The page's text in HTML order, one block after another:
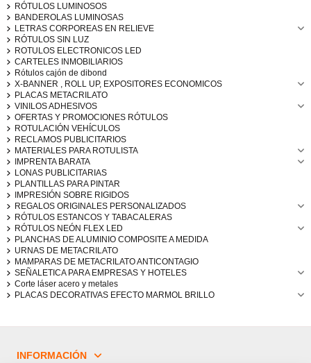
RÓTULOS LUMINOSOS
BANDEROLAS LUMINOSAS
LETRAS CORPOREAS EN RELIEVE
RÓTULOS SIN LUZ
ROTULOS ELECTRONICOS LED
CARTELES INMOBILIARIOS
Rótulos cajón de dibond
X-BANNER , ROLL UP, EXPOSITORES ECONOMICOS
PLACAS METACRILATO
VINILOS ADHESIVOS
OFERTAS Y PROMOCIONES RÓTULOS
ROTULACIÓN VEHÍCULOS
RECLAMOS PUBLICITARIOS
MATERIALES PARA ROTULISTA
IMPRENTA BARATA
LONAS PUBLICITARIAS
PLANTILLAS PARA PINTAR
IMPRESIÓN SOBRE RIGIDOS
REGALOS ORIGINALES PERSONALIZADOS
RÓTULOS ESTANCOS Y TABACALERAS
RÓTULOS NEÓN FLEX LED
PLANCHAS DE ALUMINIO COMPOSITE A MEDIDA
URNAS DE METACRILATO
MAMPARAS DE METACRILATO ANTICONTAGIO
SEÑALETICA PARA EMPRESAS Y HOTELES
Corte láser acero y metales
PLACAS DECORATIVAS EFECTO MARMOL BRILLO
INFORMACIÓN